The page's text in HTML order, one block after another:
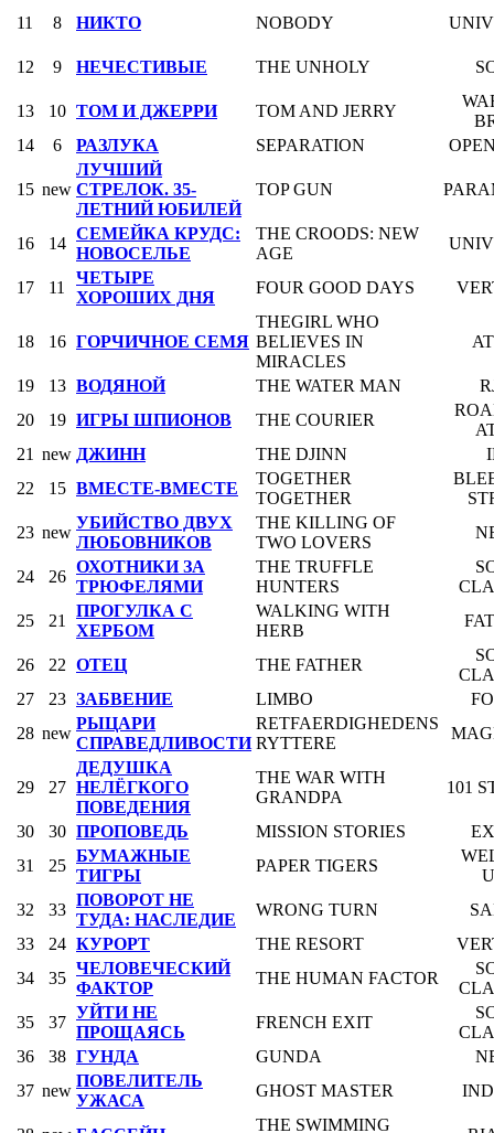
11
8 НИКТО NOBODY
12 9 НЕЧЕСТИВЫЕ THE UNHOLY
13 10 ТОМ И ДЖЕРРИ TOM AND JERRY
14
6 РАЗЛУКА SEPARATION
15 new
ЛУЧШИЙ
СТРЕЛОК. 35-
ЛЕТНИЙ ЮБИЛЕЙ
TOP GUN
16 14
СЕМЕЙКА КРУДС:
НОВОСЕЛЬЕ
THE CROODS: NEW
AGE
17 11
ЧЕТЫРЕ
ХОРОШИХ ДНЯ
FOUR GOOD DAYS
18 16 ГОРЧИЧНОЕ СЕМЯ
THEGIRL WHO
BELIEVES IN
MIRACLES
19 13 ВОДЯНОЙ THE WATER MAN
20
19 ИГРЫ ШПИОНОВ THE COURIER
21 new ДЖИНН THE DJINN
22
15 ВМЕСТЕ-ВМЕСТЕ
TOGETHER
TOGETHER
23 new
УБИЙСТВО ДВУХ
ЛЮБОВНИКОВ
THE KILLING OF
TWO LOVERS
24 26
ОХОТНИКИ ЗА
ТРЮФЕЛЯМИ
THE TRUFFLE
HUNTERS
25
21
ПРОГУЛКА С
ХЕРБОМ
WALKING WITH
HERB
26 22 ОТЕЦ THE FATHER
27
23 ЗАБВЕНИЕ LIMBO
28 new
РЫЦАРИ
СПРАВЕДЛИВОСТИ
RETFAERDIGHEDENS
RYTTERE
29 27
ДЕДУШКА
НЕЛЁГКОГО
ПОВЕДЕНИЯ
THE WAR WITH
GRANDPA
101
30 30 ПРОПОВЕДЬ MISSION STORIES
31
25
БУМАЖНЫЕ
ТИГРЫ
PAPER TIGERS
32
33
ПОВОРОТ НЕ
ТУДА: НАСЛЕДИЕ
WRONG TURN
33
24 КУРОРТ THE RESORT
34
35
ЧЕЛОВЕЧЕСКИЙ
ФАКТОР
THE HUMAN FACTOR
35
37
УЙТИ НЕ
ПРОЩАЯСЬ
FRENCH EXIT
36
38 ГУНДА GUNDA
37 new
ПОВЕЛИТЕЛЬ
УЖАСА
GHOST MASTER
THE SWIMMING